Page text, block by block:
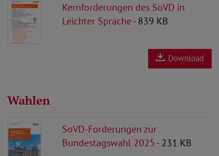
Kernforderungen des SoVD in
Leichter Sprache- 839 KB
Download
Wahlen
SoVD-Forderungen zur
Bundestagswahl 2025 - 231 KB